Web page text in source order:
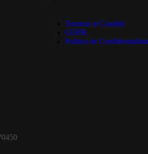
Termeni si Conditii
GDPR
Politica de